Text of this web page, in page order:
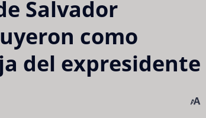
Salvador
como
del expresidente